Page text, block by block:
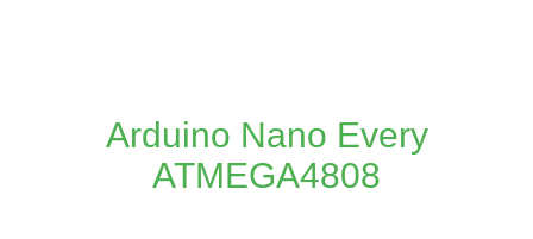
Arduino Nano Every
ATMEGA4808